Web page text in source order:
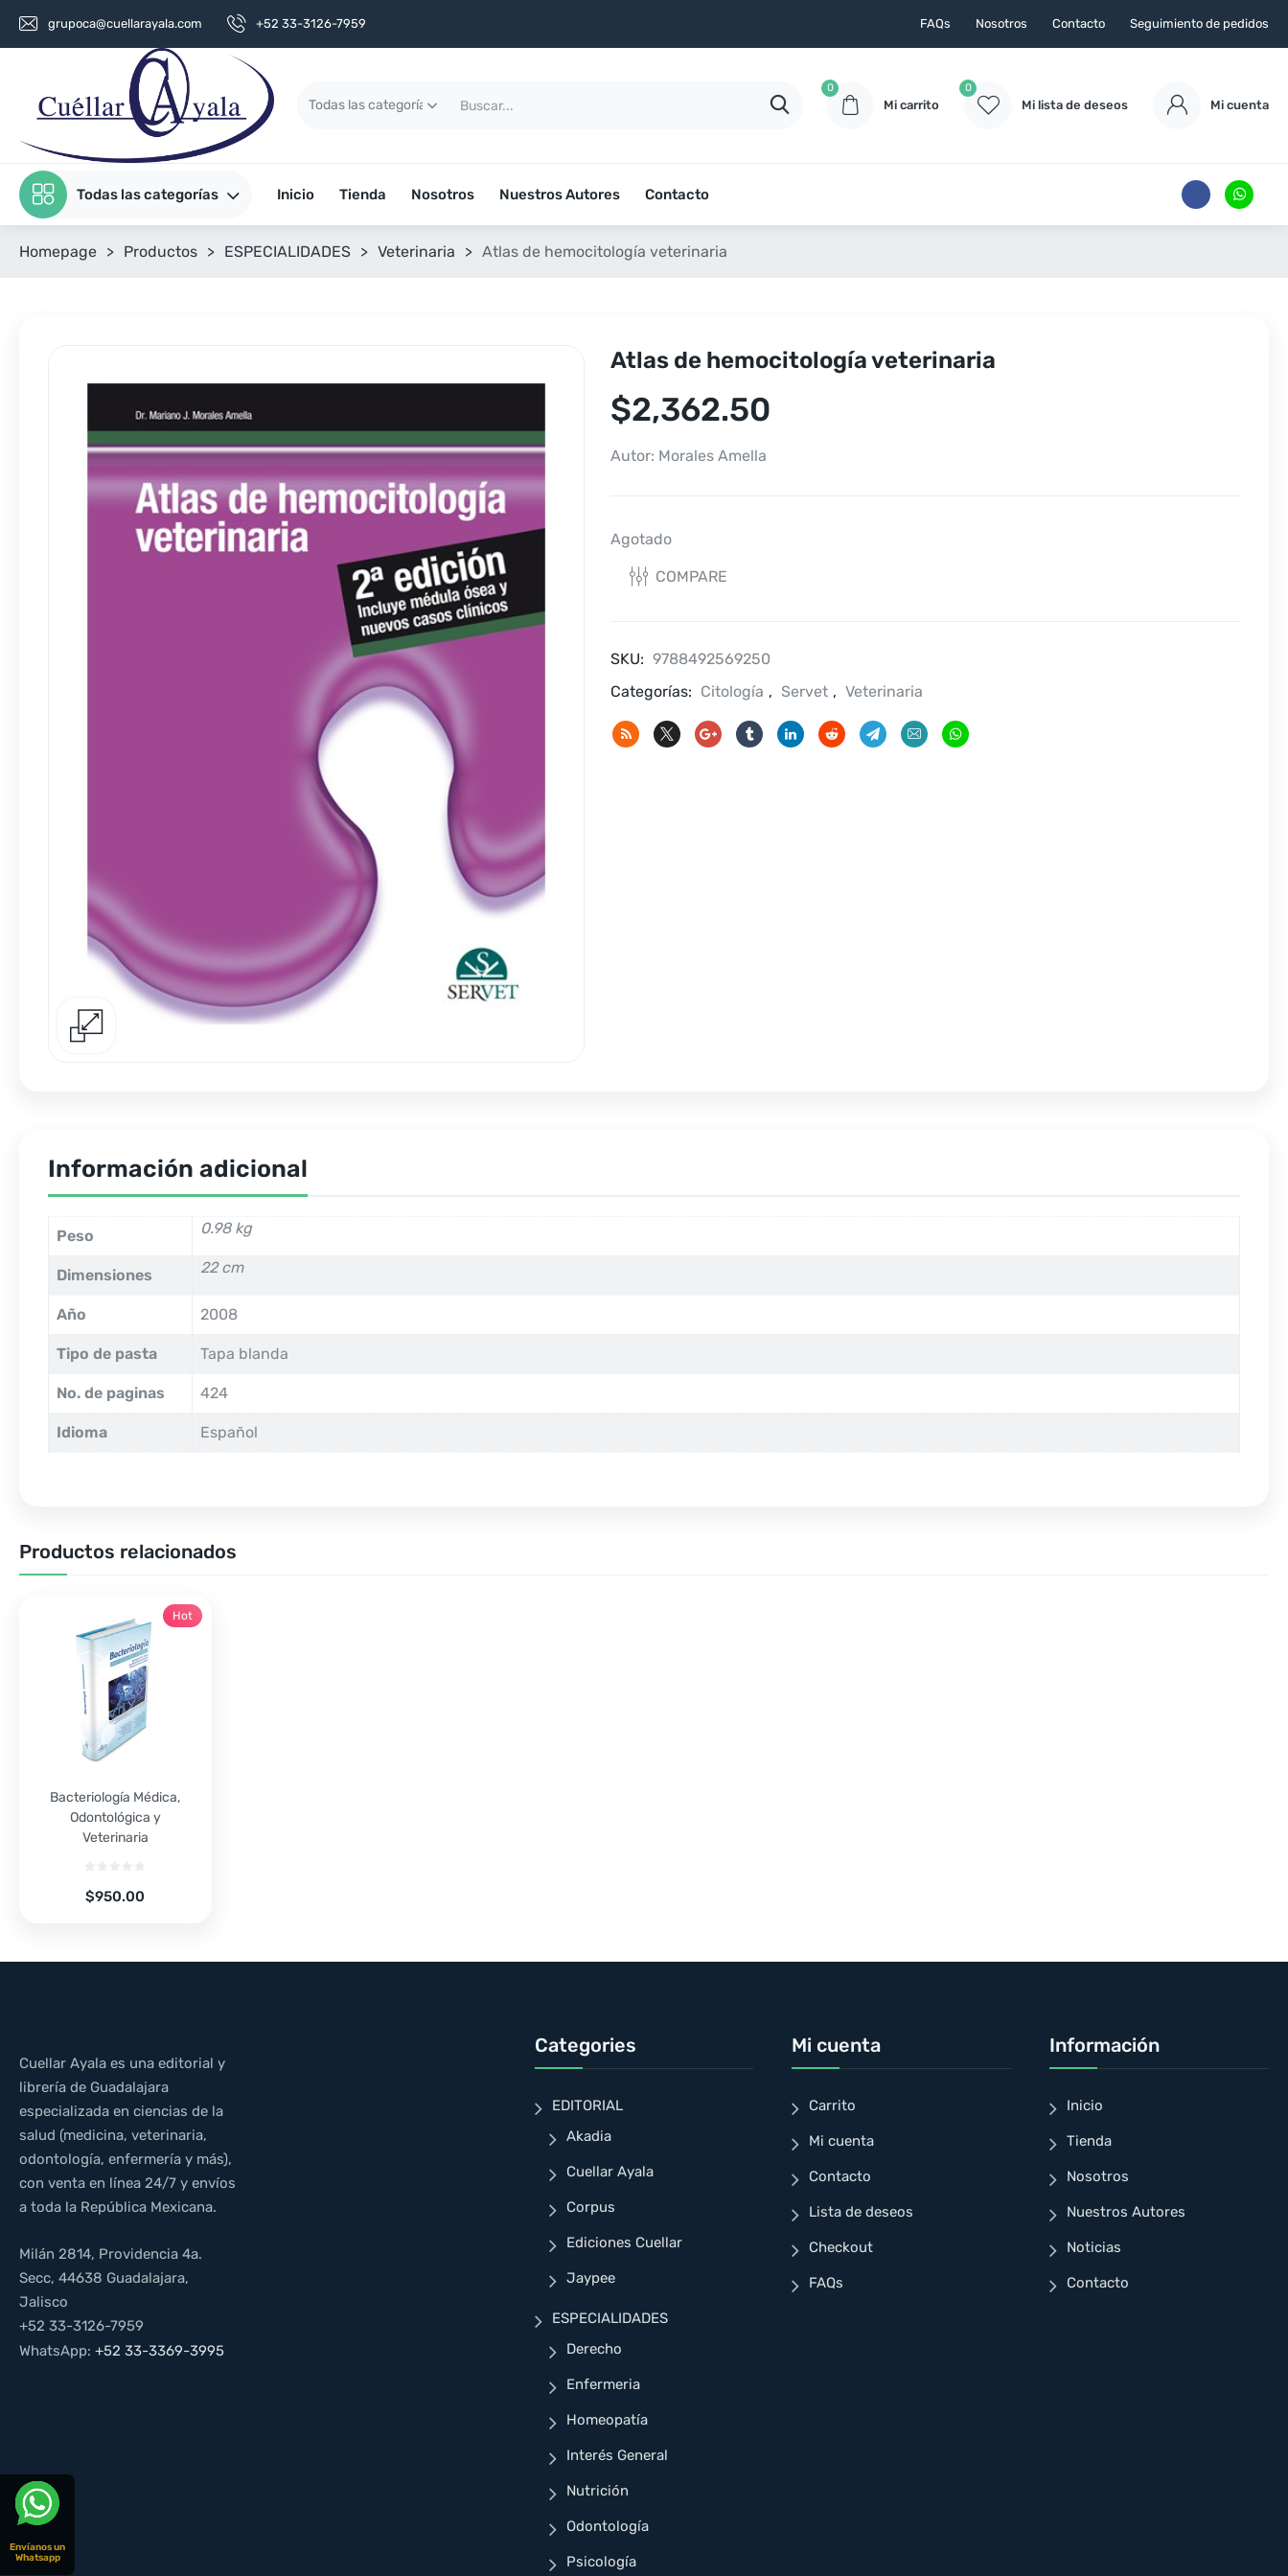
grupoca@cuellarayala.com +52 33-3126-7959 FAQs Nosotros Contacto Seguimiento de pedidos
0
Mi carrito
0
Mi lista de deseos Mi cuenta
Todas las categorías Inicio Tienda Nosotros Nuestros Autores Contacto
Homepage > Productos > ESPECIALIDADES > Veterinaria > Atlas de hemocitología veterinaria
Atlas de hemocitología veterinaria
$2,362.50
Autor: Morales Amella
Agotado
COMPARE
SKU: 9788492569250
Categorías: Citología , Servet , Veterinaria
Información adicional
Peso 0.98 kg
Dimensiones 22 cm
Año 2008
Tipo de pasta Tapa blanda
No. de paginas 424
Idioma Español
Productos relacionados
Bacteriología Médica,
Odontológica y
Veterinaria
$950.00
Hot
Cuellar Ayala es una editorial y
librería de Guadalajara
especializada en ciencias de la
salud (medicina, veterinaria,
odontología, enfermería y más),
con venta en línea 24/7 y envíos
a toda la República Mexicana.
Milán 2814, Providencia 4a.
Secc, 44638 Guadalajara,
Jalisco
+52 33-3126-7959
WhatsApp: +52 33-3369-3995
Categories
EDITORIAL
Akadia
Cuellar Ayala
Corpus
Ediciones Cuellar
Jaypee
ESPECIALIDADES
Derecho
Enfermeria
Homeopatía
Interés General
Nutrición
Odontología
Psicología
Mi cuenta
Carrito
Mi cuenta
Contacto
Lista de deseos
Checkout
FAQs
Información
Inicio
Tienda
Nosotros
Nuestros Autores
Noticias
Contacto
Envíanos un
Whatsapp